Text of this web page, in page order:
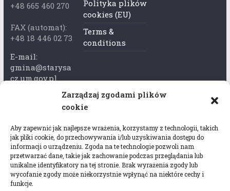
Zarządzaj zgodami plików
cookie
Aby zapewnić jak najlepsze wrażenia, korzystamy z technologii, takich
jak pliki cookie, do przechowywania i/lub uzyskiwania dostępu do
informacji o urządzeniu. Zgoda na te technologie pozwoli nam
przetwarzać dane, takie jak zachowanie podczas przeglądania lub
unikalne identyfikatory na tej stronie. Brak wyrażenia zgody lub
wycofanie zgody może niekorzystnie wpłynąć na niektóre cechy i
funkcje.
+48 665 460 270
FAX (automat):
+48 18 446 02 73
E-mail:
gmina@starysa
cz.um.gov.pl
Adres skrzynki
rytka
Adres do e-
Doręczeń:
AEL-97528-
78647-USWGJ-
Polityka plików
cookies (EU)
Terms &
conditions